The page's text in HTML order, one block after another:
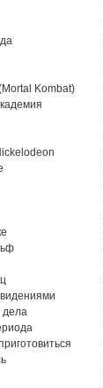
Kombat)
дела